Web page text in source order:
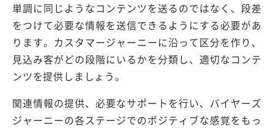
単調に同じようなコンテンツを送るのではなく、段差
をつけて必要な情報を送信できるようにする必要があ
ります。カスタマージャーニーに沿って区分を作り、
見込み客がどの段階にいるかを分類し、適切なコンテ
ンツを提供しましょう。
関連情報の提供、必要なサポートを行い、バイヤーズ
ジャーニーの各ステージでのポジティブな感覚をもっ